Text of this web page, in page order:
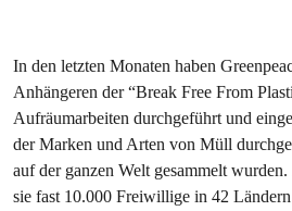
In den letzten Monaten haben
Anhängeren der “Break Free From
Aufräumarbeiten durchgeführt und
der Marken und Arten von Müll
auf der ganzen Welt gesammelt
sie fast 10.000 Freiwillige in 42